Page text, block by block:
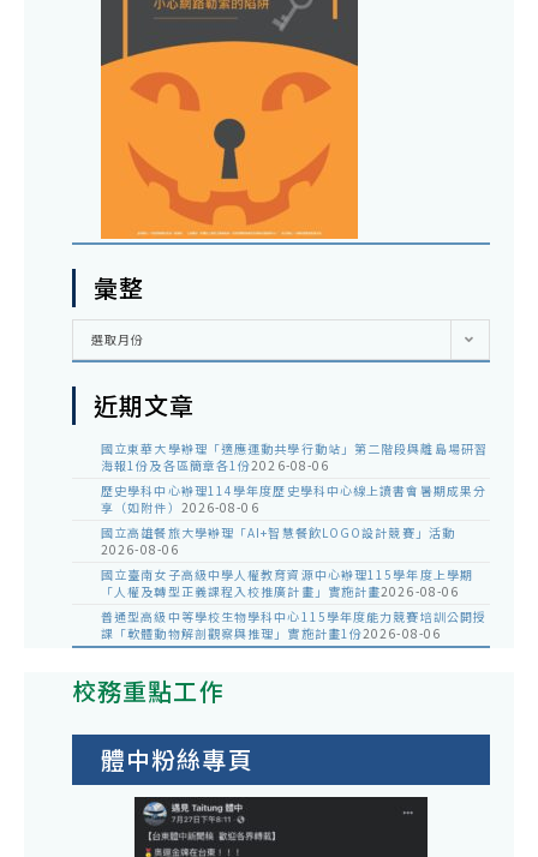
彙整
彙
選取月份
近期文章
國立東華大學辦理「適應運動共學行動站」第二階段與離島場研習
海報1份及各區簡章各1份2026-08-06
歷史學科中心辦理114學年度歷史學科中心線上讀書會暑期成果分
享（如附件） 2026-08-06
國立高雄餐旅大學辦理「AI+智慧餐飲LOGO設計競賽」活動
2026-08-06
國立臺南女子高級中學人權教育資源中心辦理115學年度上學期
「人權及轉型正義課程入校推廣計畫」實施計畫2026-08-06
普通型高級中等學校生物學科中心115學年度能力競賽培訓公開授
課「軟體動物解剖觀察與推理」實施計畫1份2026-08-06
校務重點工作
體中粉絲專頁